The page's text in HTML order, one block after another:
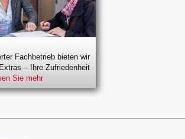
Fachbetrieb bieten wir
– Ihre Zufriedenheit
Sie mehr